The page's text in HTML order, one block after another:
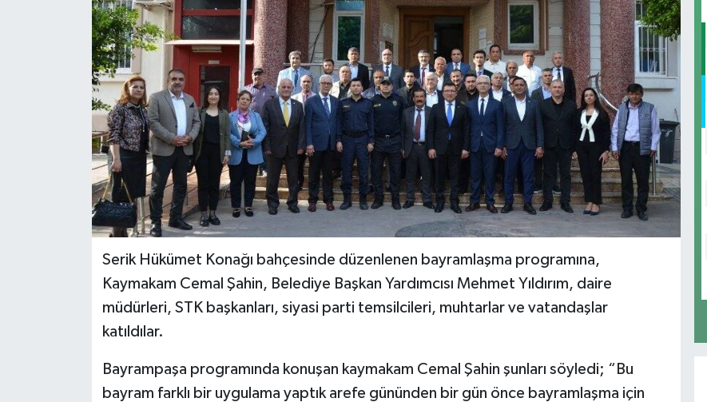
Serik Hükümet Konağı bahçesinde düzenlenen bayramlaşma programına,
Kaymakam Cemal Şahin, Belediye Başkan Yardımcısı Mehmet Yıldırım, daire
müdürleri, STK başkanları, siyasi parti temsilcileri, muhtarlar ve vatandaşlar
katıldılar.
Bayrampaşa programında konuşan kaymakam Cemal Şahin şunları söyledi; “Bu
bayram farklı bir uygulama yaptık arefe gününden bir gün önce bayramlaşma için